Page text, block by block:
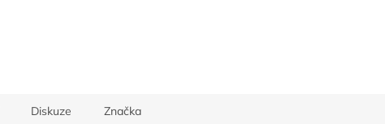
Diskuze Značka